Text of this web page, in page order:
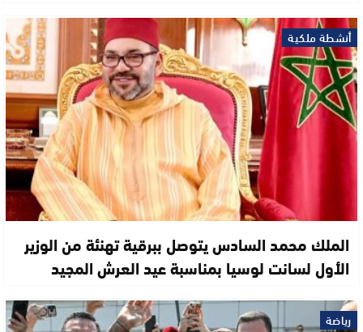
أنشطة ملكية
الملك محمد السادس يتوصل ببرقية تهنئة من الوزير
الأول لسانت لوسيا بمناسبة عيد العرش المجيد
رياضة